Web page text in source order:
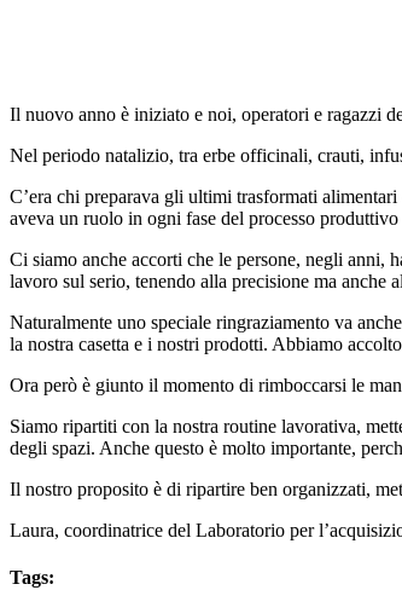
Il nuovo anno è iniziato e noi, operatori e ragazzi
Nel periodo natalizio, tra erbe officinali, crauti,
C’era chi preparava gli ultimi trasformati
aveva un ruolo in ogni fase del processo
Ci siamo anche accorti che le persone, negli anni,
lavoro sul serio, tenendo alla precisione ma anche
Naturalmente uno speciale ringraziamento va
la nostra casetta e i nostri prodotti. Abbiamo
Ora però è giunto il momento di rimboccarsi le
Siamo ripartiti con la nostra routine lavorativa,
degli spazi. Anche questo è molto importante,
Il nostro proposito è di ripartire ben organizzati,
Laura, coordinatrice del Laboratorio per
Tags: